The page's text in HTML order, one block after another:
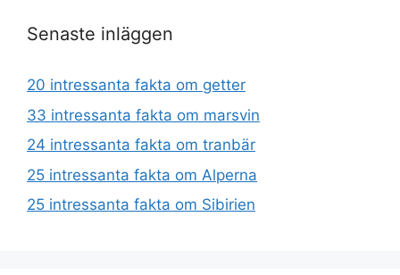
Senaste inläggen
20 intressanta fakta om getter
33 intressanta fakta om marsvin
24 intressanta fakta om tranbär
25 intressanta fakta om Alperna
25 intressanta fakta om Sibirien